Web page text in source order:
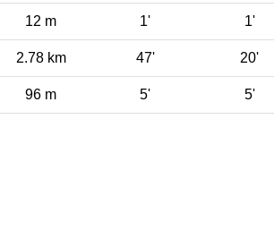
12 m 1' 1'
2.78 km 47' 20'
96 m 5' 5'